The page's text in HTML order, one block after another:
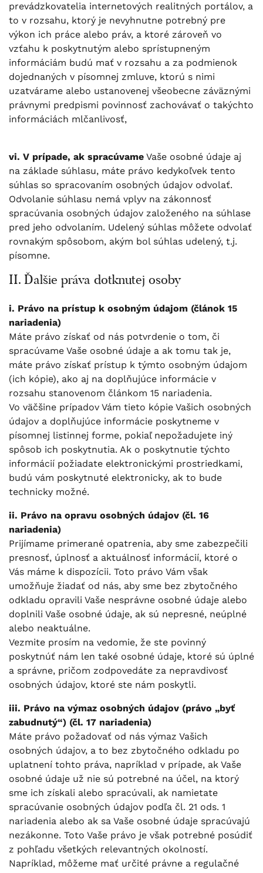
prevádzkovatelia internetových realitných portálov, a
to v rozsahu, ktorý je nevyhnutne potrebný pre
výkon ich práce alebo práv, a ktoré zároveň vo
vzťahu k poskytnutým alebo sprístupneným
informáciám budú mať v rozsahu a za podmienok
dojednaných v písomnej zmluve, ktorú s nimi
uzatvárame alebo ustanovenej všeobecne záväznými
právnymi predpismi povinnosť zachovávať o takýchto
informáciách mlčanlivosť,
vi. V prípade, ak spracúvame Vaše osobné údaje aj
na základe súhlasu, máte právo kedykoľvek tento
súhlas so spracovaním osobných údajov odvolať.
Odvolanie súhlasu nemá vplyv na zákonnosť
spracúvania osobných údajov založeného na súhlase
pred jeho odvolaním. Udelený súhlas môžete odvolať
rovnakým spôsobom, akým bol súhlas udelený, t.j.
písomne.
II. Ďalšie práva dotknutej osoby
i. Právo na prístup k osobným údajom (článok 15
nariadenia)
Máte právo získať od nás potvrdenie o tom, či
spracúvame Vaše osobné údaje a ak tomu tak je,
máte právo získať prístup k týmto osobným údajom
(ich kópie), ako aj na doplňujúce informácie v
rozsahu stanovenom článkom 15 nariadenia.
Vo väčšine prípadov Vám tieto kópie Vašich osobných
údajov a doplňujúce informácie poskytneme v
písomnej listinnej forme, pokiaľ nepožadujete iný
spôsob ich poskytnutia. Ak o poskytnutie týchto
informácií požiadate elektronickými prostriedkami,
budú vám poskytnuté elektronicky, ak to bude
technicky možné.
ii. Právo na opravu osobných údajov (čl. 16
nariadenia)
Prijímame primerané opatrenia, aby sme zabezpečili
presnosť, úplnosť a aktuálnosť informácií, ktoré o
Vás máme k dispozícii. Toto právo Vám však
umožňuje žiadať od nás, aby sme bez zbytočného
odkladu opravili Vaše nesprávne osobné údaje alebo
doplnili Vaše osobné údaje, ak sú nepresné, neúplné
alebo neaktuálne.
Vezmite prosím na vedomie, že ste povinný
poskytnúť nám len také osobné údaje, ktoré sú úplné
a správne, pričom zodpovedáte za nepravdivosť
osobných údajov, ktoré ste nám poskytli.
iii. Právo na výmaz osobných údajov (právo „byť
zabudnutý“) (čl. 17 nariadenia)
Máte právo požadovať od nás výmaz Vašich
osobných údajov, a to bez zbytočného odkladu po
uplatnení tohto práva, napríklad v prípade, ak Vaše
osobné údaje už nie sú potrebné na účel, na ktorý
sme ich získali alebo spracúvali, ak namietate
spracúvanie osobných údajov podľa čl. 21 ods. 1
nariadenia alebo ak sa Vaše osobné údaje spracúvajú
nezákonne. Toto Vaše právo je však potrebné posúdiť
z pohľadu všetkých relevantných okolností.
Napríklad, môžeme mať určité právne a regulačné